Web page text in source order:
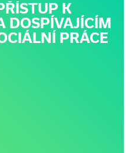
K
DOSPÍVAJÍCÍM
PRÁCE